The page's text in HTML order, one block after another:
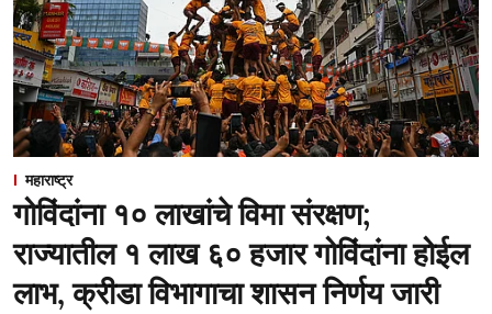
महाराष्ट्र
गोविंदांना १० लाखांचे विमा संरक्षण;
राज्यातील १ लाख ६० हजार गोविंदांना होईल
लाभ, क्रीडा विभागाचा शासन निर्णय जारी